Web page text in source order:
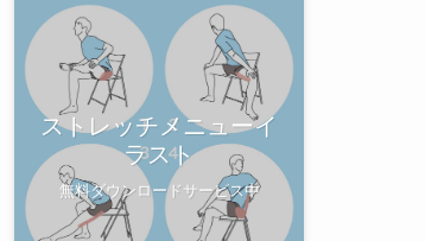
ストレッチメニューイ
ラスト
無料ダウンロードサービス中